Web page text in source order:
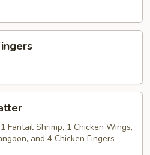
Fantail Shrimp, 1 Chicken Wings,
and 4 Chicken Fingers -